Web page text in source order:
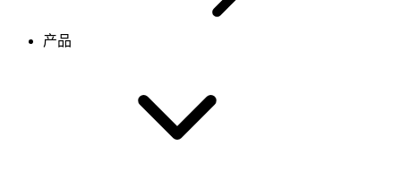
产品